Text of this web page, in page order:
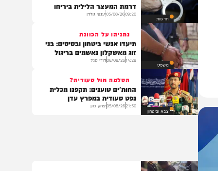
חדשות
המסית שהיה בקשר עם חמאס
הניטור ברשת והלכידה בשיחים:
דרמת המעצר הלילית ביריחו
09:20
05/08/26יענקי גולדן
משפט
נתניהו על הכוונת
תיעדו אנשי ביטחון ובסיסים: בני
זוג מאשקלון נאשמים בריגול
14:28
06/08/26דודי סגל
הסלמה מול סעודיה?
החות'ים טוענים: תקפנו מכלית